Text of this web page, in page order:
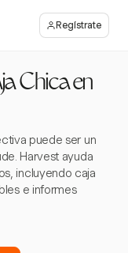
Regístrate
Chica en
puede ser un
Harvest ayuda
incluyendo caja
e informes